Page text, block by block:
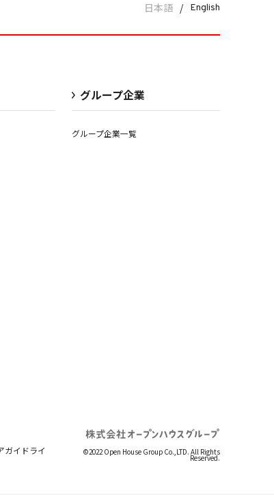
日本語 / English
グループ企業
グループ企業一覧
ガイドライ ©2022 Open House Group Co.,LTD. All Rights
Reserved.